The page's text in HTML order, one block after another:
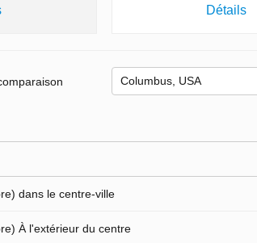
Détails
dans le centre-ville
À l'extérieur du centre